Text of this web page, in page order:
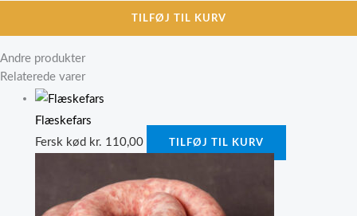
TILFØJ TIL KURV
Andre produkter
Relaterede varer
Flæskefars
Fersk kød kr. 110,00 TILFØJ TIL KURV